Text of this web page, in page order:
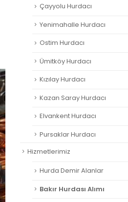
Çayyolu Hurdacı
Yenimahalle Hurdacı
Ostim Hurdacı
Ümitköy Hurdacı
Kızılay Hurdacı
Kazan Saray Hurdacı
Elvankent Hurdacı
Pursaklar Hurdacı
Hizmetlerimiz
Hurda Demir Alanlar
Bakır Hurdası Alımı